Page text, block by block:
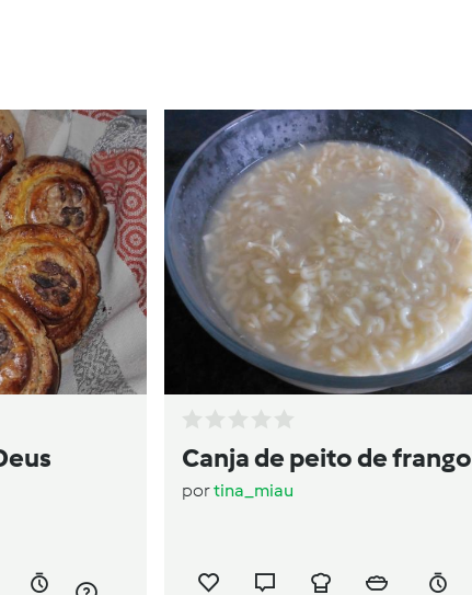
Canja de peito de frango
portina_miau